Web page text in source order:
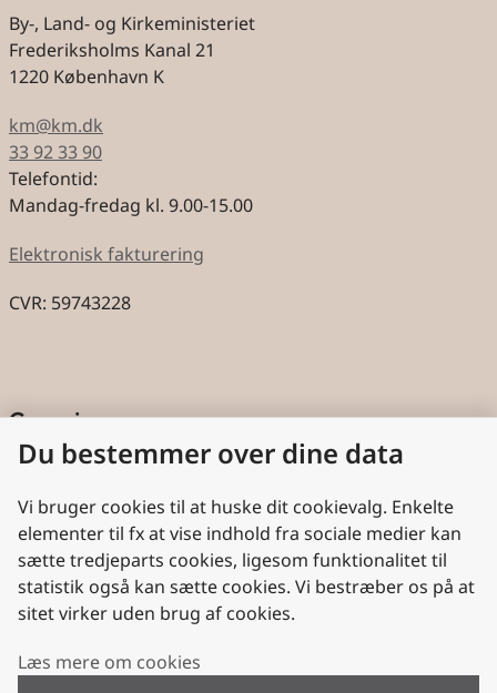
By-, Land- og Kirkeministeriet
Frederiksholms Kanal 21
1220 København K
km@km.dk
33 92 33 90
Telefontid:
Mandag-fredag kl. 9.00-15.00
Elektronisk fakturering
CVR: 59743228
Genveje
Cookies
Aktindsigt
Persondatabeskyttelse
Nyttige links
Plan- og Landdistriktsstyrelsen
Du bestemmer over dine data
Vi bruger cookies til at huske dit cookievalg. Enkelte
elementer til fx at vise indhold fra sociale medier kan
sætte tredjeparts cookies, ligesom funktionalitet til
statistik også kan sætte cookies. Vi bestræber os på at
sitet virker uden brug af cookies.
Læs mere om cookies